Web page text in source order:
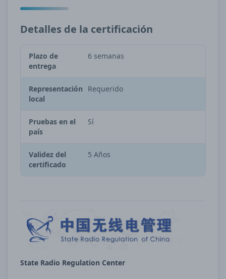
Detalles de la certificación
Plazo de
entrega
6 semanas
Representación
local
Requerido
Pruebas en el
país
Sí
Validez del
certificado
5 Años
State Radio Regulation Center